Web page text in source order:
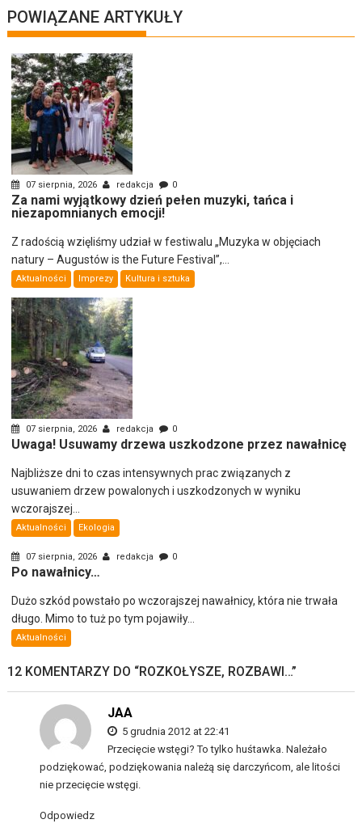
POWIĄZANE ARTYKUŁY
07 sierpnia, 2026 redakcja 0
Za nami wyjątkowy dzień pełen muzyki, tańca i
niezapomnianych emocji!
Z radością wzięliśmy udział w festiwalu „Muzyka w objęciach
natury – Augustów is the Future Festival”,...
Aktualności Imprezy Kultura i sztuka
07 sierpnia, 2026 redakcja 0
Uwaga! Usuwamy drzewa uszkodzone przez nawałnicę
Najbliższe dni to czas intensywnych prac związanych z
usuwaniem drzew powalonych i uszkodzonych w wyniku
wczorajszej...
Aktualności Ekologia
07 sierpnia, 2026 redakcja 0
Po nawałnicy…
Dużo szkód powstało po wczorajszej nawałnicy, która nie trwała
długo. Mimo to tuż po tym pojawiły...
Aktualności
12 KOMENTARZY DO “ROZKOŁYSZE, ROZBAWI…”
JAA
5 grudnia 2012 at 22:41
Przecięcie wstęgi? To tylko huśtawka. Należało
podziękować, podziękowania należą się darczyńcom, ale litości
nie przecięcie wstęgi.
Odpowiedz